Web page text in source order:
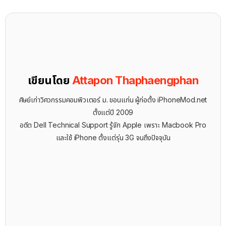
เขียนโดย Attapon Thaphaengphan
ศิษย์เก่าวิศวกรรมคอมพิวเตอร์ ม. ขอนแก่น ผู้ก่อตั้ง iPhoneMod.net
ตั้งแต่ปี 2009
อดีต Dell Technical Support รู้จัก ​Apple เพราะ Macbook Pro
และใช้ iPhone ตั้งแต่รุ่น 3G จนถึงปัจจุบัน